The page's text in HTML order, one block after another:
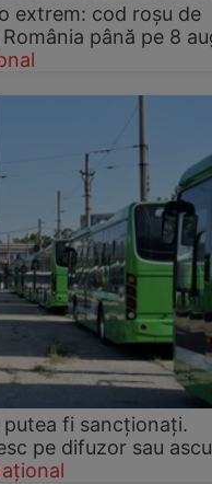
extrem: cod roșu de
până pe 8
putea fi sancționați.
pe difuzor sau